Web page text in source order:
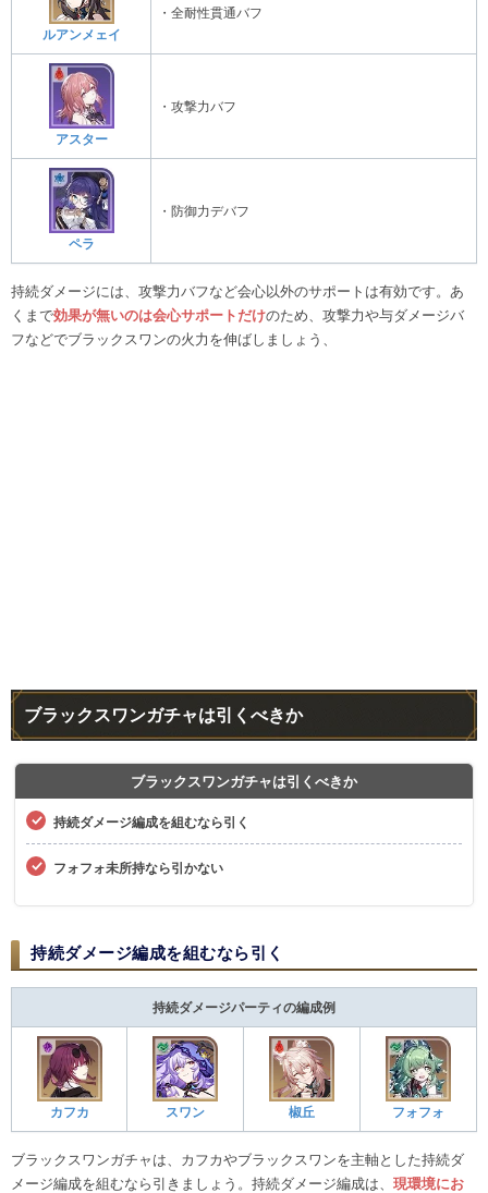
ルアンメェイ
・全耐性貫通バフ
アスター
・攻撃力バフ
ペラ
・防御力デバフ
持続ダメージには、攻撃力バフなど会心以外のサポートは有効です。あ
くまで効果が無いのは会心サポートだけのため、攻撃力や与ダメージバ
フなどでブラックスワンの火力を伸ばしましょう、
ブラックスワンガチャは引くべきか
ブラックスワンガチャは引くべきか
持続ダメージ編成を組むなら引く
フォフォ未所持なら引かない
持続ダメージ編成を組むなら引く
持続ダメージパーティの編成例
カフカ スワン 椒丘 フォフォ
ブラックスワンガチャは、カフカやブラックスワンを主軸とした持続ダ
メージ編成を組むなら引きましょう。持続ダメージ編成は、 現環境にお